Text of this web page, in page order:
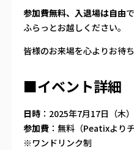
参加費無料、入退場は自由
ふらっとお越しください。
皆様のお来場を心よりお待
■イベント詳細
日時 ：2025年7月17日（木
参加費 ：無料（Peatixより
※ワンドリンク制